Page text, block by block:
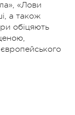
«Лови
а також
обіцяють
європейського